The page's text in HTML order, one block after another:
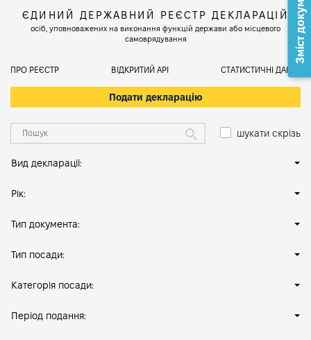
ЄДИНИЙ ДЕРЖАВНИЙ РЕЄСТР ДЕКЛАРАЦІЙ
осіб, уповноважених на виконання функцій держави або місцевого
самоврядування
ПРО РЕЄСТР ВІДКРИТИЙ АРІ СТАТИСТИЧНІ ДАНІ
Подати декларацію
шукати скрізь
Вид декларації:
Рік:
Тип документа:
Тип посади:
Категорія посади:
Період подання:
Зміст документа